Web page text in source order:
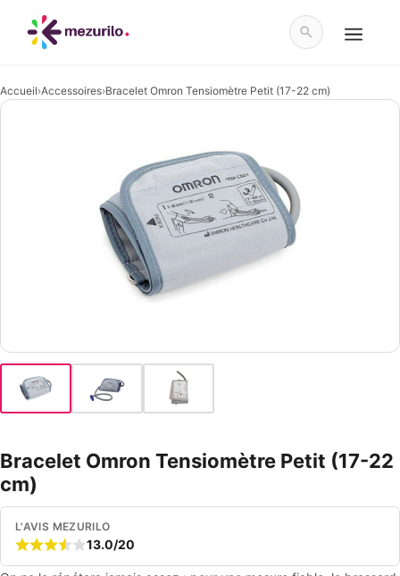
contenu
Accueil›Accessoires›Bracelet Omron Tensiomètre Petit (17-22 cm)
Bracelet Omron Tensiomètre Petit (17-22
cm)
L'AVIS MEZURILO
13.0/20